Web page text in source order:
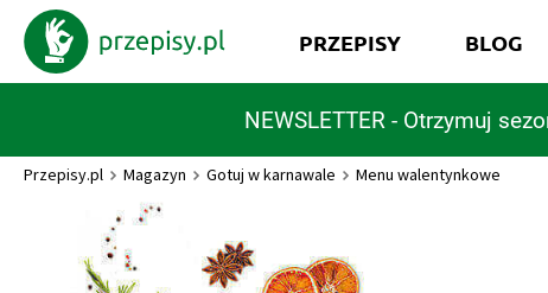
NEWSLETTER - Otrzymuj
PRZEPISY BLOG
Przepisy.pl Magazyn Gotuj w karnawale Menu walentynkowe